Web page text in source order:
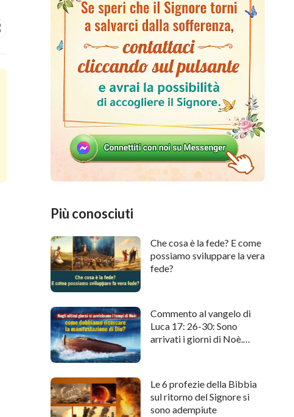
Più conosciuti
Che cosa è la fede? E come
possiamo sviluppare la vera
fede?
Commento al vangelo di
Luca 17: 26-30: Sono
arrivati i giorni di Noè.
Le 6 profezie della Bibbia
sul ritorno del Signore si
sono adempiute